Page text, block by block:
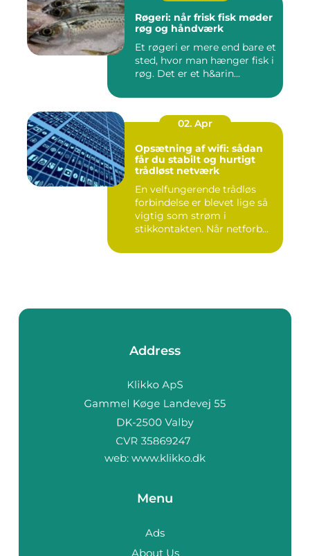
Røgeri: når frisk fisk møder
røg og håndværk
Et røgeri er mere end bare et
sted, hvor man hænger fisk i
røg. Det er et h&arin...
02. Apr
Opsætning af wifi: sådan
får du stabilt og hurtigt
trådløst netværk
En velfungerende trådløs
forbindelse er blevet lige så
vigtig som strøm i
stikkontakten. Når netforb...
Address
web: www.klikko.dk
Menu
Ads
About Us